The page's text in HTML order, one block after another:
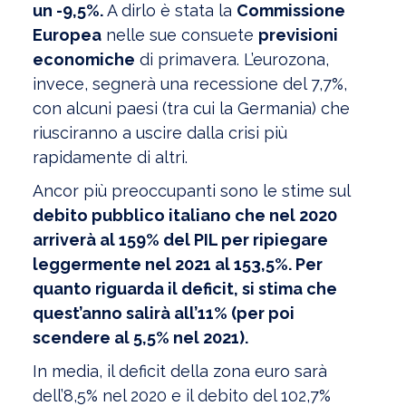
un -9,5%.A dirlo è stata la Commissione
Europea nelle sue consuete previsioni
economiche di primavera. L’eurozona,
invece, segnerà una recessione del 7,7%,
con alcuni paesi (tra cui la Germania) che
riusciranno a uscire dalla crisi più
rapidamente di altri.
Ancor più preoccupanti sono le stime sul
debito pubblico italiano che nel 2020
arriverà al 159% del PIL per ripiegare
leggermente nel 2021 al 153,5%. Per
quanto riguarda il deficit, si stima che
quest’anno salirà all’11% (per poi
scendere al 5,5% nel 2021).
In media, il deficit della zona euro sarà
dell’8,5% nel 2020 e il debito del 102,7%